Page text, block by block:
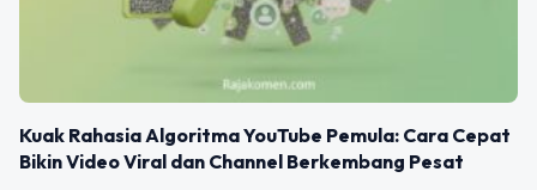
Kuak Rahasia Algoritma YouTube Pemula: Cara Cepat
Bikin Video Viral dan Channel Berkembang Pesat